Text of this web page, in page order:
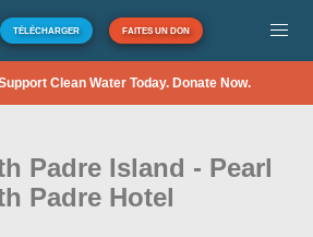
TÉLÉCHARGER FAITES UN DON
Clean Water Today. Donate Now.
Padre Island - Pearl
Padre Hotel